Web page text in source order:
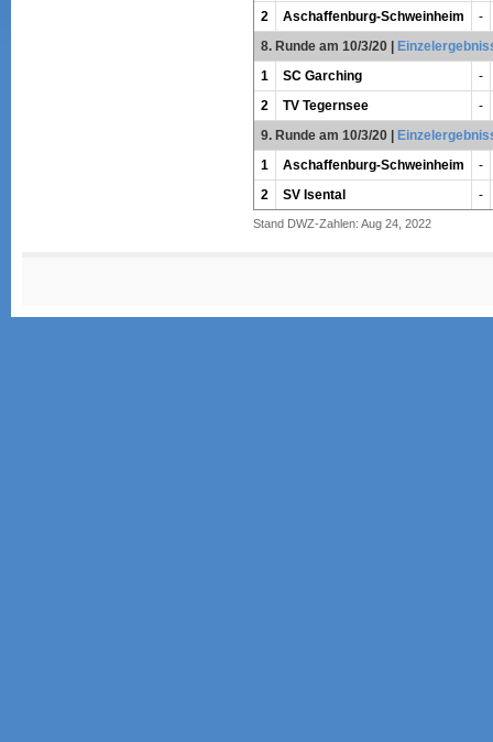
2
Aschaffenburg-Schweinheim
-
8. Runde am 10/3/20|
1
SC Garching
-
2
TV Tegernsee
-
9. Runde am 10/3/20|
1
Aschaffenburg-Schweinheim
-
2
SV Isental -
Stand DWZ-Zahlen: Aug 24, 2022